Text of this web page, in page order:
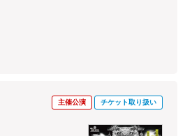
主催公演 チケット取り扱い